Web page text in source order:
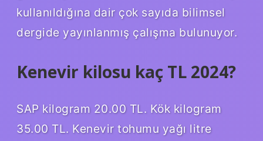
kullanıldığına dair çok sayıda bilimsel
dergide yayınlanmış çalışma bulunuyor.
Kenevir kilosu kaç TL 2024?
SAP kilogram 20.00 TL. Kök kilogram
35.00 TL. Kenevir tohumu yağı litre